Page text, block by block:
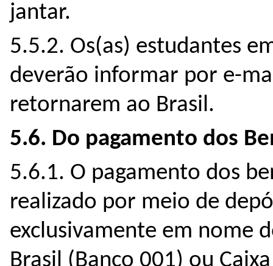
jantar.
5.5.2. Os(as) estudantes
deverão informar por e-
retornarem ao Brasil.
5.6. Do pagamento dos
5.6.1. O pagamento dos
realizado por meio de
exclusivamente em nome
Brasil (Banco 001) ou